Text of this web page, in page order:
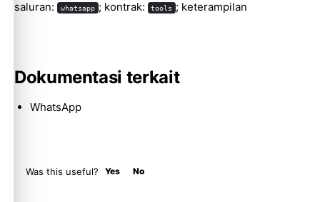
saluran: whatsapp ; kontrak: tools ; keterampilan
Dokumentasi terkait
WhatsApp
Was this useful? Yes No